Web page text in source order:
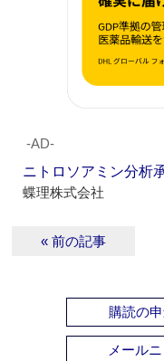
‐AD‐
ニトロソアミン分析
蝶理株式会社
« 前の記事
購読の
メール